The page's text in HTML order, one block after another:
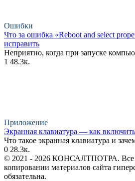
Ошибки
Что за ошибка «Reboot and select
исправить
Неприятно, когда при запуске
1 48.3к.
Приложение
Экранная клавиатура — как
Что такое экранная клавиатура и
0 28.3к.
© 2021 - 2026 КОНСАЛТПОТРА. Все
копировании материалов сайта
обязательна.